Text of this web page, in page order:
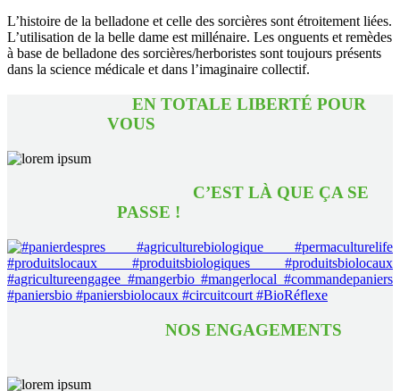
L’histoire de la belladone et celle des sorcières sont étroitement liées.
L’utilisation de la belle dame est millénaire. Les onguents et remèdes
à base de belladone des sorcières/herboristes sont toujours présents
dans la science médicale et dans l’imaginaire collectif.
EN TOTALE LIBERTÉ POUR
VOUS
C’EST LÀ QUE ÇA SE
PASSE !
NOS ENGAGEMENTS